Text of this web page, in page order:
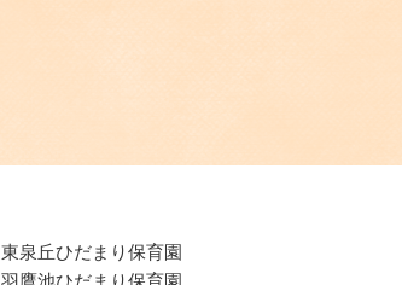
東泉丘ひだまり保育園
羽鷹池ひだまり保育園